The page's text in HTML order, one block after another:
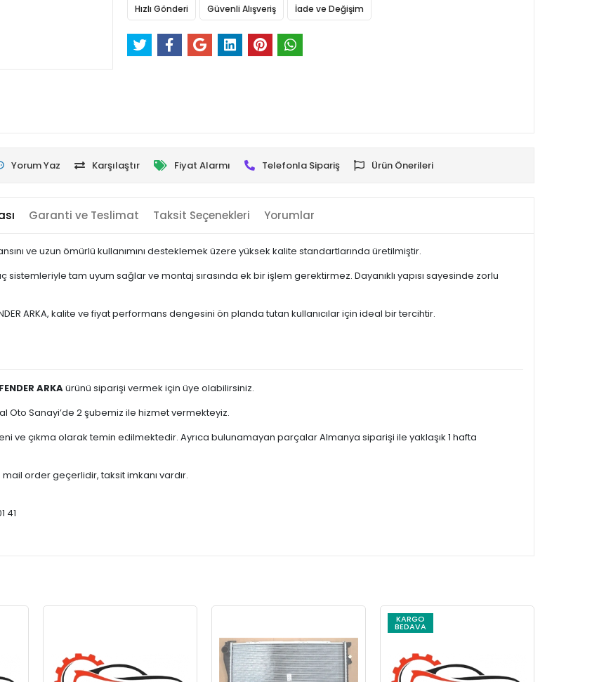
Hızlı Gönderi Güvenli Alışveriş İade ve Değişim
Yorum Yaz Karşılaştır Fiyat Alarmı Telefonla Sipariş Ürün Önerileri
Garanti ve Teslimat Taksit Seçenekleri Yorumlar
ve uzun ömürlü kullanımını desteklemek üzere yüksek kalite standartlarında üretilmiştir.
tam uyum sağlar ve montaj sırasında ek bir işlem gerektirmez. Dayanıklı yapısı sayesinde zorlu
ARKA, kalite ve fiyat performans dengesini ön planda tutan kullanıcılar için ideal bir tercihtir.
ARKAürünü siparişi vermek için üye olabilirsiniz.
Oto Sanayi’de 2 şubemiz ile hizmet vermekteyiz.
ve çıkma olarak temin edilmektedir. Ayrıca bulunamayan parçalar Almanya siparişi ile yaklaşık 1 hafta
order geçerlidir, taksit imkanı vardır.
41
KARGO
BEDAVA